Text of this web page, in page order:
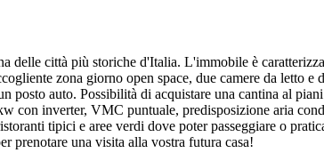
delle città più storiche d'Italia. L'immobile è
zona giorno open space, due camere da letto
posto auto. Possibilità di acquistare una cantina al
con inverter, VMC puntuale, predisposizione aria
tipici e aree verdi dove poter passeggiare o
prenotare una visita alla vostra futura casa!